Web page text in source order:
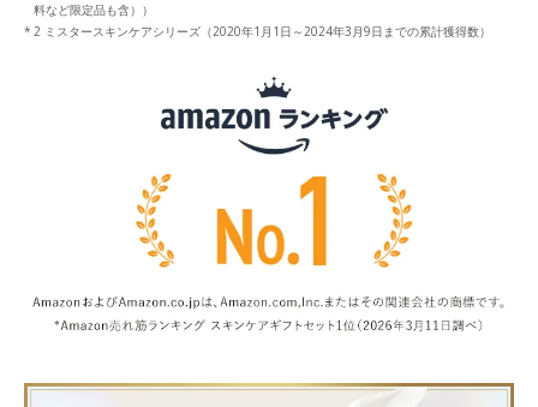
料など限定品も含））
2 ミスタースキンケアシリーズ（2020年1月1日～2024年3月9日までの累計獲得数）